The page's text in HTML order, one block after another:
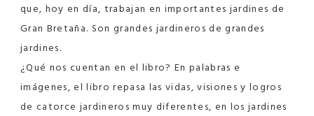
que, hoy en día, trabajan en importantes jardines de
Gran Bretaña. Son grandes jardineros de grandes
jardines.
¿Qué nos cuentan en el libro? En palabras e
imágenes, el libro repasa las vidas, visiones y logros
de catorce jardineros muy diferentes, en los jardines